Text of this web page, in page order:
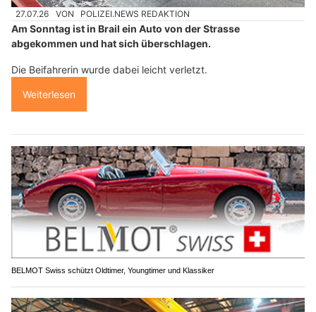
27.07.26 VON POLIZEI.NEWS REDAKTION
Am Sonntag ist in Brail ein Auto von der Strasse
abgekommen und hat sich überschlagen.
Die Beifahrerin wurde dabei leicht verletzt.
Weiterlesen
BELMOT Swiss schützt Oldtimer, Youngtimer und Klassiker